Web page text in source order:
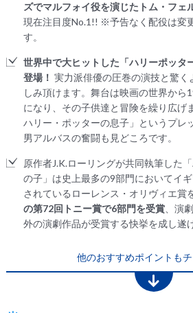
ズでマルフォイ役を演じたトム・フェ
現在注目度No.1!! ※予告なく配役は変
す。
世界中で大ヒットした「ハリーポッタ
登場！ 実力派俳優の圧巻の演技と驚く
しみ頂けます。舞台は映画の世界から
になり、その子供達と冒険を繰り広げ
ハリー・ポッターの息子」というプレ
男アルバスの奮闘も見どころです。
原作者J.K.ローリングが共同執筆した
の子」は史上最多の9部門においてイ
されているローレンス・オリヴィエ賞
の第72回トニー賞で6部門を受賞、演
外の演劇作品が受賞する快挙を成し遂
他のおすすめポイントもチ